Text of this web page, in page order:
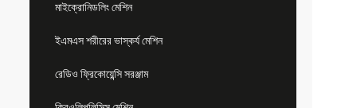
মাইক্রোনিডলিং মেশিন
ইএমএস শরীরের ভাস্কর্য মেশিন
রেডিও ফ্রিকোয়েন্সি সরঞ্জাম